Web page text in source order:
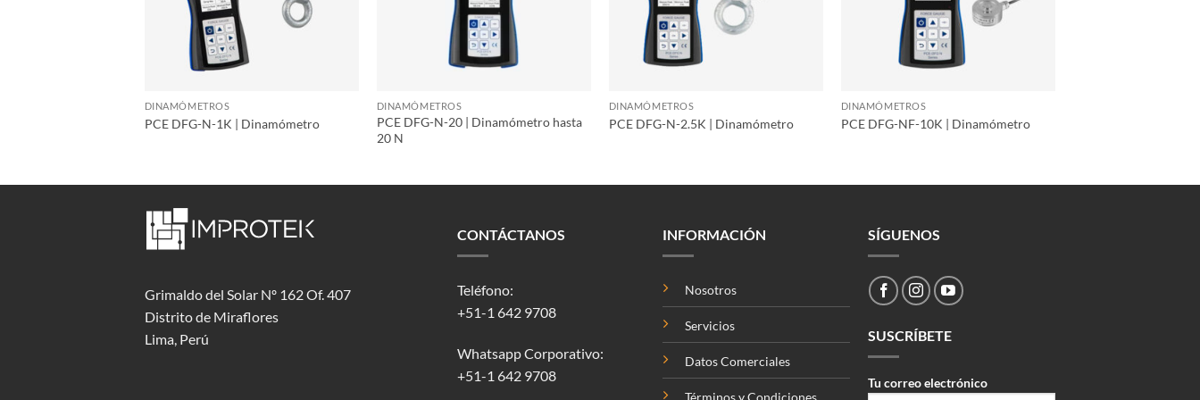
DINAMÓMETROS
PCE DFG-N-1K | Dinamómetro
DINAMÓMETROS
PCE DFG-N-20 | Dinamómetro hasta
20 N
DINAMÓMETROS
PCE DFG-N-2.5K | Dinamómetro
DINAMÓMETROS
PCE DFG-NF-10K | Dinamómetro
Grimaldo del Solar Nº 162 Of. 407
Distrito de Miraflores
Lima, Perú
CONTÁCTANOS
Teléfono:
+51-1 642 9708
Whatsapp Corporativo:
+51-1 642 9708
INFORMACIÓN
Nosotros
Servicios
Datos Comerciales
SÍGUENOS
SUSCRÍBETE
Tu correo electrónico